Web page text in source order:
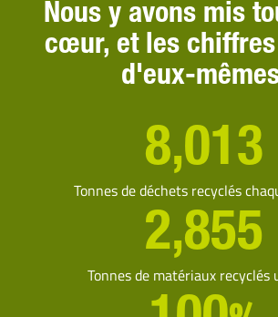
Nous y avons mis
cœur, et les
d'eux-
8,013
Tonnes de déchets recyclés
2,855
Tonnes de matériaux recyclés